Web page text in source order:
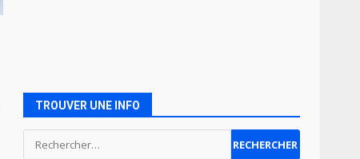
TROUVER UNE INFO
Rechercher :